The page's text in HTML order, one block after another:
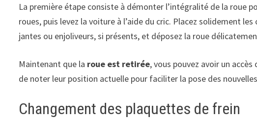
La première étape consiste à démonter l’intégralité de la roue
roues, puis levez la voiture à l’aide du cric. Placez solidement
jantes ou enjoliveurs, si présents, et déposez la roue
Maintenant que la roue est retirée, vous pouvez avoir un
de noter leur position actuelle pour faciliter la pose des
Changement des plaquettes de frein